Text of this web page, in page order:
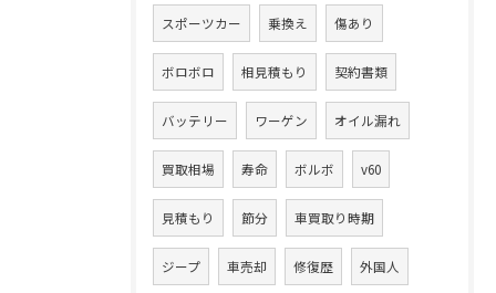
スポーツカー 乗換え 傷あり
ボロボロ 相見積もり 契約書類
バッテリー ワーゲン オイル漏れ
買取相場 寿命 ボルボ v60
見積もり 節分 車買取り時期
ジープ 車売却 修復歴 外国人